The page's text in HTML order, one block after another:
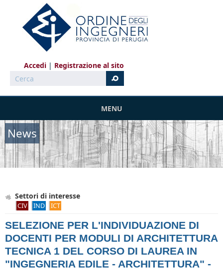
Salta al contenuto principale
Accedi
Registrazione al sito
Cerca
MENU
News
Settori di interesse
CIV IND ICT
SELEZIONE PER L'INDIVIDUAZIONE DI
DOCENTI PER MODULI DI ARCHITETTURA
TECNICA 1 DEL CORSO DI LAUREA IN
"INGEGNERIA EDILE - ARCHITETTURA" -